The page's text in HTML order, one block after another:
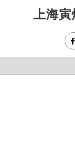
上海寅
Close